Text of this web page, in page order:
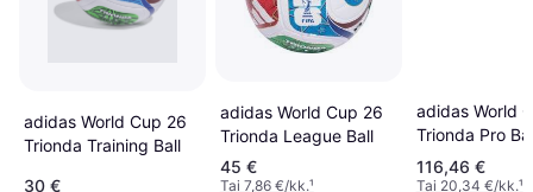
adidas World Cup 26
Trionda Training Ball
30 €
adidas World Cup 26
Trionda League Ball
45 €
Tai 7,86 €/kk.¹
adidas World
Trionda Pro
Lime 5
116,46 €
Tai 20,34 €/kk.¹